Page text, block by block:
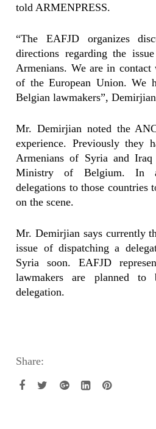
told ARMENPRESS.
“The EAFJD organizes
directions regarding the
Armenians. We are in contact
of the European Union. We
Belgian lawmakers”,
Mr. Demirjian noted the
experience. Previously they
Armenians of Syria and
Ministry of Belgium. In
delegations to those countries
on the scene.
Mr. Demirjian says currently
issue of dispatching a
Syria soon. EAFJD
lawmakers are planned
delegation.
Share: